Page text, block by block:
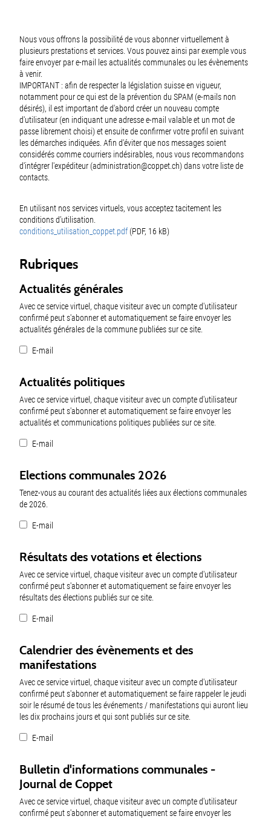
Nous vous offrons la possibilité de vous abonner virtuellement à
plusieurs prestations et services. Vous pouvez ainsi par exemple vous
faire envoyer par e-mail les actualités communales ou les évènements
à venir.
IMPORTANT : afin de respecter la législation suisse en vigueur,
notamment pour ce qui est de la prévention du SPAM (e-mails non
désirés), il est important de d'abord créer un nouveau compte
d'utilisateur (en indiquant une adresse e-mail valable et un mot de
passe librement choisi) et ensuite de confirmer votre profil en suivant
les démarches indiquées. Afin d'éviter que nos messages soient
considérés comme courriers indésirables, nous vous recommandons
d'intégrer l'expéditeur (administration@coppet.ch) dans votre liste de
contacts.
En utilisant nos services virtuels, vous acceptez tacitement les
conditions d’utilisation.
conditions_utilisation_coppet.pdf (PDF, 16 kB)
Rubriques
Actualités générales
Avec ce service virtuel, chaque visiteur avec un compte d'utilisateur
confirmé peut s'abonner et automatiquement se faire envoyer les
actualités générales de la commune publiées sur ce site.
E-mail
Actualités politiques
Avec ce service virtuel, chaque visiteur avec un compte d'utilisateur
confirmé peut s'abonner et automatiquement se faire envoyer les
actualités et communications politiques publiées sur ce site.
E-mail
Elections communales 2026
Tenez-vous au courant des actualités liées aux élections communales
de 2026.
E-mail
Résultats des votations et élections
Avec ce service virtuel, chaque visiteur avec un compte d'utilisateur
confirmé peut s'abonner et automatiquement se faire envoyer les
résultats des élections publiés sur ce site.
E-mail
Calendrier des évènements et des
manifestations
Avec ce service virtuel, chaque visiteur avec un compte d'utilisateur
confirmé peut s'abonner et automatiquement se faire rappeler le jeudi
soir le résumé de tous les événements / manifestations qui auront lieu
les dix prochains jours et qui sont publiés sur ce site.
E-mail
Bulletin d'informations communales -
Journal de Coppet
Avec ce service virtuel, chaque visiteur avec un compte d'utilisateur
confirmé peut s'abonner et automatiquement se faire envoyer les